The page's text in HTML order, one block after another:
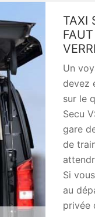
TAXI
Un
devez
sur le
Secu
gare
de
Si
au
privée